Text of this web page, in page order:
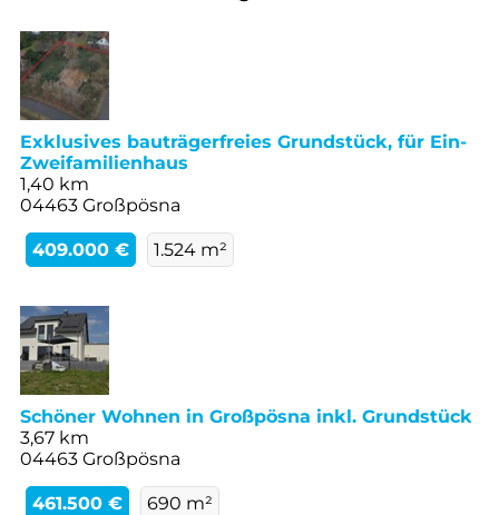
Exklusives bauträgerfreies Grundstück, für Ein-
Zweifamilienhaus
1,40 km
04463 Großpösna
409.000 € 1.524 m²
Schöner Wohnen in Großpösna inkl. Grundstück
3,67 km
04463 Großpösna
461.500 € 690 m²